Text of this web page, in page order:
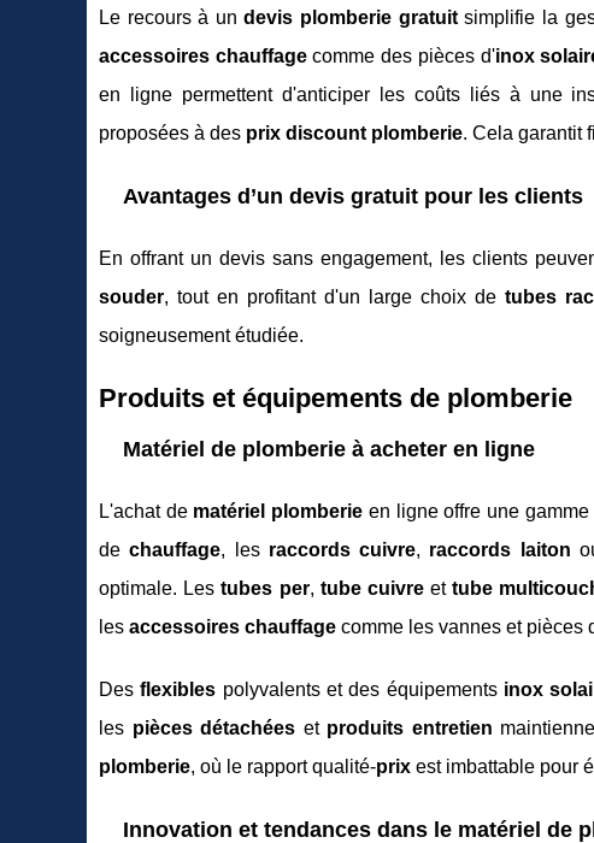
Le recours à undevis plomberie gratuitsimplifie la
accessoires chauffagecomme des pièces d'inox
en ligne permettent d'anticiper les coûts liés à une
proposées à des prix discount plomberie. Cela garantit
Avantages d’un devis gratuit pour les clients
En offrant un devis sans engagement, les clients
souder, tout en profitant d'un large choix de tubes
soigneusement étudiée.
Produits et équipements de plomberie
Matériel de plomberie à acheter en ligne
L'achat de matériel plomberie en ligne offre une
dechauffage, les raccords cuivre, raccords laiton
optimale. Lestubes per, tube cuivreettube
les accessoires chauffage comme les vannes et pièces
Desflexibles polyvalents et des équipements inox
les pièces détachées et produits entretien
plomberie, où le rapport qualité-prix est imbattable pour
Innovation et tendances dans le matériel de